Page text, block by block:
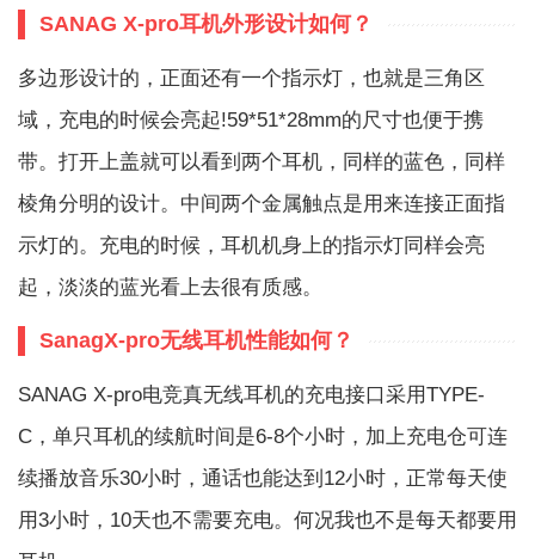
SANAG X-pro耳机外形设计如何？
多边形设计的，正面还有一个指示灯，也就是三角区
域，充电的时候会亮起!59*51*28mm的尺寸也便于携
带。打开上盖就可以看到两个耳机，同样的蓝色，同样
棱角分明的设计。中间两个金属触点是用来连接正面指
示灯的。充电的时候，耳机机身上的指示灯同样会亮
起，淡淡的蓝光看上去很有质感。
SanagX-pro无线耳机性能如何？
SANAG X-pro电竞真无线耳机的充电接口采用TYPE-
C，单只耳机的续航时间是6-8个小时，加上充电仓可连
续播放音乐30小时，通话也能达到12小时，正常每天使
用3小时，10天也不需要充电。何况我也不是每天都要用